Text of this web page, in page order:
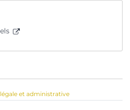
et administrative